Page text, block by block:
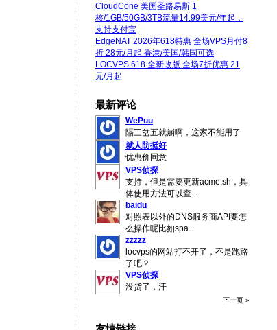
CloudCone 美国圣路易斯 1
核/1GB/50GB/3TB流量14.99美元/年起，
支持支付宝
EdgeNAT 2026年618特惠 全场VPS月付8
折 28元/月起 香港/美国/韩国可选
LOCVPS 618 全新改版 全场7折优惠 21
元/月起
最新评论
WePuu
隔三岔五就崩啊，这家不能用了
就人防挺好
优惠价同意
VPS侦探
支持，但是需要更新acme.sh，具
体使用方法可以查
baidu
对照表以外的DNS服务商API要怎
么操作呢比如spa
zzzzz
locvps的网站打不开了，不是跑路
了吧？
VPS侦探
没货了，汗
下一页 »